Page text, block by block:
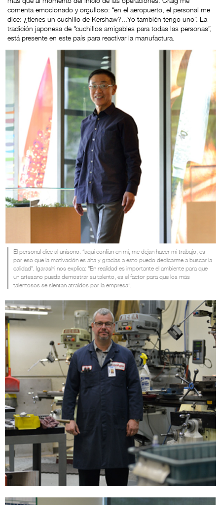
comenta emocionado y orgulloso: “en el aeropuerto, el personal me
dice: ¿tienes un cuchillo de Kershaw?...Yo también tengo uno”. La
tradición japonesa de “cuchillos amigables para todas las personas”,
está presente en este país para reactivar la manufactura.
El personal dice al unísono: “aquí confían en mí, me dejan hacer mi trabajo, es
por eso que la motivación es alta y gracias a esto puedo dedicarme a buscar la
calidad”. Igarashi nos explica: “En realidad es importante el ambiente para que
un artesano pueda demostrar su talento, es el factor para que los más
talentosos se sientan atraídos por la empresa”.